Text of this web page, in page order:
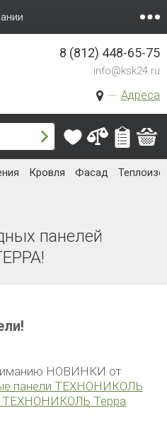
Адреса
8 (812) 448-65-75
info@ksk24.ru
Кровля Фасад
панелей
НОВИНКИ от
панели ТЕХНОНИКОЛЬ
ТЕХНОНИКОЛЬ Терра